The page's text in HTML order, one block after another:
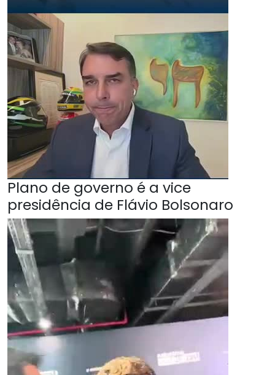
Plano de governo é a vice
presidência de Flávio Bolsonaro